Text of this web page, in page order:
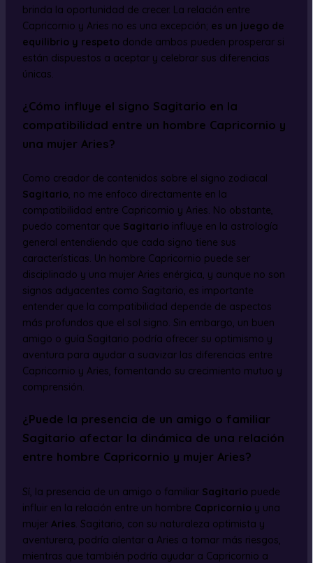
brinda la oportunidad de crecer. La relación entre
Capricornio y Aries no es una excepción; es un juego de
equilibrio y respetodonde ambos pueden prosperar si
están dispuestos a aceptar y celebrar sus diferencias
únicas.
¿Cómo influye el signo Sagitario en la
compatibilidad entre un hombre Capricornio y
una mujer Aries?
Como creador de contenidos sobre el signo zodiacal
Sagitario, no me enfoco directamente en la
compatibilidad entre Capricornio y Aries. No obstante,
puedo comentar que Sagitarioinfluye en la astrología
general entendiendo que cada signo tiene sus
características. Un hombre Capricornio puede ser
disciplinado y una mujer Aries enérgica, y aunque no son
signos adyacentes como Sagitario, es importante
entender que la compatibilidad depende de aspectos
más profundos que el sol signo. Sin embargo, un buen
amigo o guía Sagitario podría ofrecer su optimismo y
aventura para ayudar a suavizar las diferencias entre
Capricornio y Aries, fomentando su crecimiento mutuo y
comprensión.
¿Puede la presencia de un amigo o familiar
Sagitario afectar la dinámica de una relación
entre hombre Capricornio y mujer Aries?
Sí, la presencia de un amigo o familiar Sagitariopuede
influir en la relación entre un hombre Capricornioy una
mujer Aries. Sagitario, con su naturaleza optimista y
aventurera, podría alentar a Aries a tomar más riesgos,
mientras que también podría ayudar a Capricornio a